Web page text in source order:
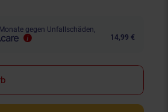
gegen Unfallschäden,
14,99 €